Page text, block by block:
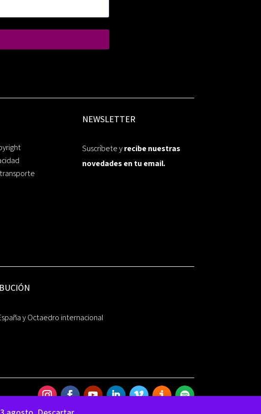
NEWSLETTER
Suscríbete yrecibe nuestras
novedades en tu email.
y Octaedro internacional